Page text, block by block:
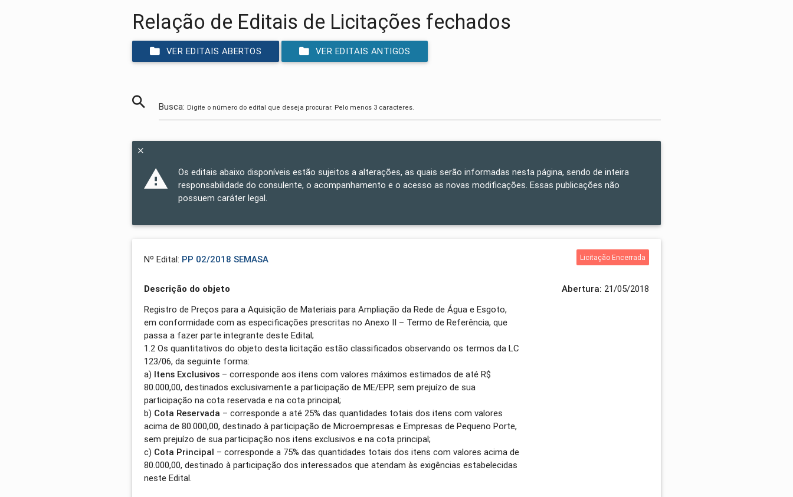
Relação de Editais de Licitações fechados
VER EDITAIS ABERTOS VER EDITAIS ANTIGOS
Busca: Digite o número do edital que deseja procurar. Pelo menos 3 caracteres.
Os editais abaixo disponíveis estão sujeitos a alterações, as quais serão informadas nesta página, sendo de inteira
responsabilidade do consulente, o acompanhamento e o acesso as novas modificações. Essas publicações não
possuem caráter legal.
Nº Edital: PP 02/2018 SEMASA Licitação Encerrada
Descrição do objeto
Registro de Preços para a Aquisição de Materiais para Ampliação da Rede de Água e Esgoto,
em conformidade com as especificações prescritas no Anexo II – Termo de Referência, que
passa a fazer parte integrante deste Edital;
1.2 Os quantitativos do objeto desta licitação estão classificados observando os termos da LC
123/06, da seguinte forma:
a) Itens Exclusivos – corresponde aos itens com valores máximos estimados de até R$
80.000,00, destinados exclusivamente a participação de ME/EPP, sem prejuízo de sua
participação na cota reservada e na cota principal;
b) Cota Reservada – corresponde a até 25% das quantidades totais dos itens com valores
acima de 80.000,00, destinado à participação de Microempresas e Empresas de Pequeno Porte,
sem prejuízo de sua participação nos itens exclusivos e na cota principal;
c) Cota Principal – corresponde a 75% das quantidades totais dos itens com valores acima de
80.000,00, destinado à participação dos interessados que atendam às exigências estabelecidas
neste Edital.
Abertura: 21/05/2018